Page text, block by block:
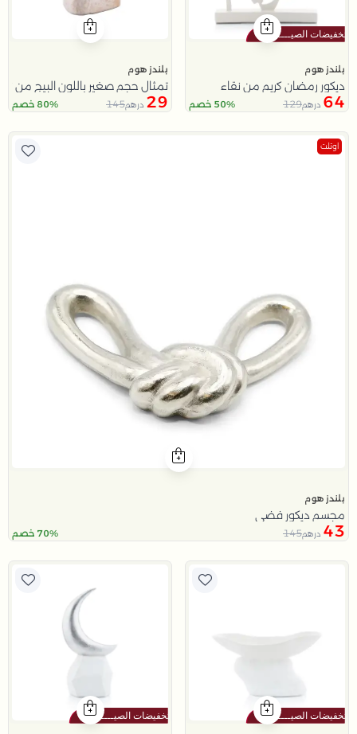
بلندز هوم
ديكور رمضان كريم من نقاء
64 درهم129 50% خصم
بلندز هوم
تمثال حجم صغير باللون البيج من
29 درهم145 80% خصم
اوتلت
بلندز هوم
مجسم ديكور فضي
43 درهم145 70% خصم